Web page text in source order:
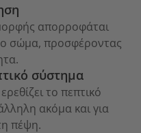
απορροφάται
σώμα, προσφέροντας
σύστημα
το πεπτικό
ακόμα και για
πέψη.